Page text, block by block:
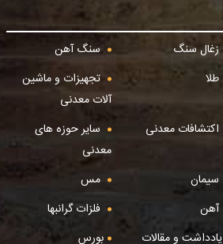
زغال سنگ
سنگ آهن
طلا
تجهیزات و ماشین
آلات معدنی
اکتشافات معدنی
سایر حوزه های
معدنی
سیمان
مس
آهن
فلزات گرانبها
یادداشت و مقالات بورس